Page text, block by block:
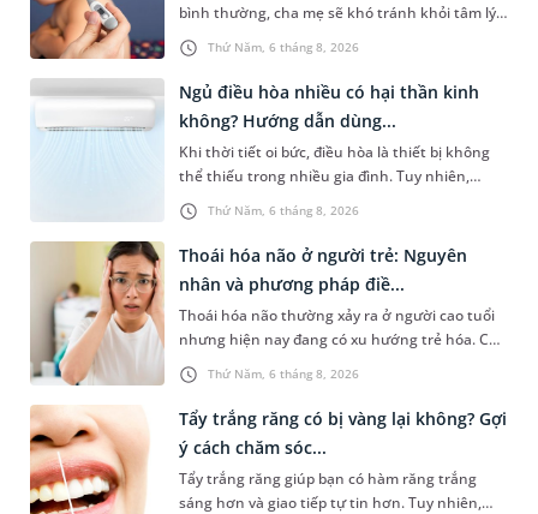
Thứ Năm, 6 tháng 8, 2026
bình thường, cha mẹ sẽ khó tránh khỏi tâm lý
lo lắng. Tuy nhiên, không phải ai cũng biết đo
nhiệt độ ở nách bao...
Thứ Năm, 6 tháng 8, 2026
Ngủ điều hòa nhiều có hại thần kinh
không? Hướng dẫn dùng...
Khi thời tiết oi bức, điều hòa là thiết bị không
thể thiếu trong nhiều gia đình. Tuy nhiên,
nhiều người lo ngại rằng việc ngủ trong phòng
điều hòa mỗi đêm có...
Thứ Năm, 6 tháng 8, 2026
Thoái hóa não ở người trẻ: Nguyên
nhân và phương pháp điề...
Thoái hóa não thường xảy ra ở người cao tuổi
nhưng hiện nay đang có xu hướng trẻ hóa. Các
yếu tố như căng thẳng kéo dài, lối sống thiếu
lành mạnh, bệnh lý th...
Tẩy trắng răng có bị vàng lại không? Gợi
ý cách chăm sóc...
Tẩy trắng răng giúp bạn có hàm răng trắng
sáng hơn và giao tiếp tự tin hơn. Tuy nhiên,